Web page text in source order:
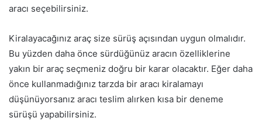
aracı seçebilirsiniz.
Kiralayacağınız araç size sürüş açısından uygun olmalıdır.
Bu yüzden daha önce sürdüğünüz aracın özelliklerine
yakın bir araç seçmeniz doğru bir karar olacaktır. Eğer daha
önce kullanmadığınız tarzda bir aracı kiralamayı
düşünüyorsanız aracı teslim alırken kısa bir deneme
sürüşü yapabilirsiniz.